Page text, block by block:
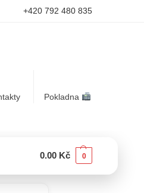
+420 792 480 835
Pokladna
0.00 Kč 0